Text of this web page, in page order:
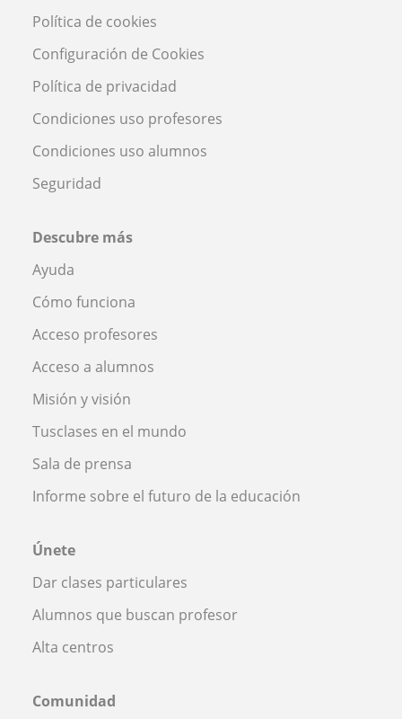
Política de cookies
Configuración de Cookies
Política de privacidad
Condiciones uso profesores
Condiciones uso alumnos
Seguridad
Descubre más
Ayuda
Cómo funciona
Acceso profesores
Acceso a alumnos
Misión y visión
Tusclases en el mundo
Sala de prensa
Informe sobre el futuro de la educación
Únete
Dar clases particulares
Alumnos que buscan profesor
Alta centros
Comunidad